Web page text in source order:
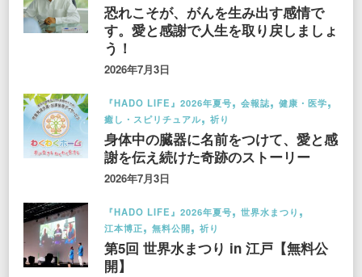
恐れこそが、がんを生み出す感情で
す。愛と感謝で人生を取り戻しましょ
う！
2026年7月3日
『HADO LIFE』2026年夏号 会報誌
健康・医学
癒し・スピリチュアル
祈り
身体中の臓器に名前をつけて、愛と感
謝を伝え続けた奇跡のストーリー
2026年7月3日
『HADO LIFE』2026年夏号
世界水まつり
江本博正
無料公開 祈り
第5回 世界水まつり in 江戸【無料公
開】